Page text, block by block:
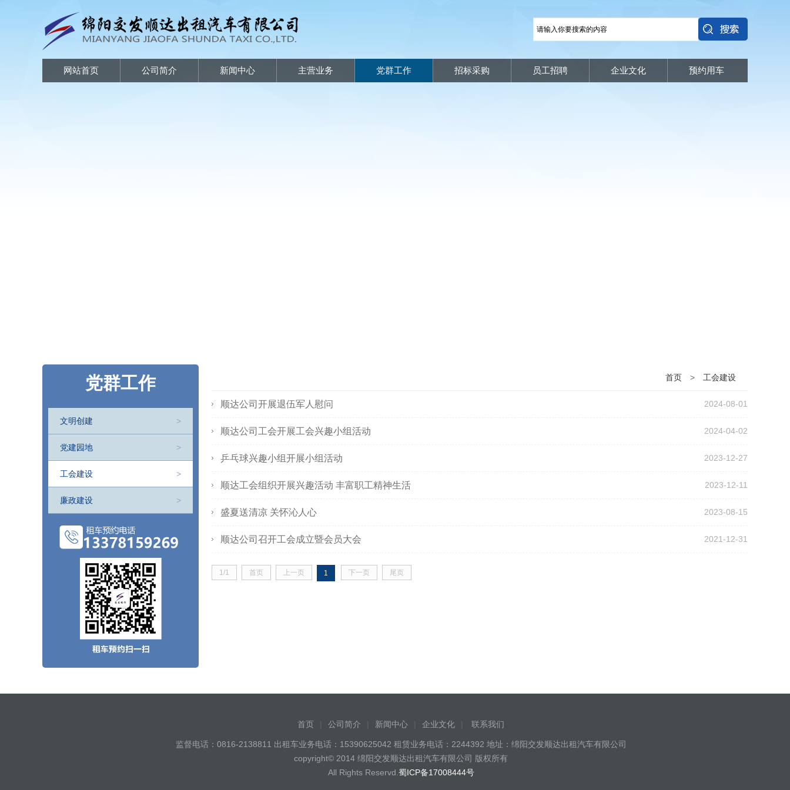
网站首页 公司简介 新闻中心 主营业务 党群工作 招标采购 员工招聘 企业文化 预约用车
党群工作
文明创建 >
党建园地 >
工会建设 >
廉政建设 >
首页 > 工会建设
2024-08-01
顺达公司开展退伍军人慰问
2024-04-02
顺达公司工会开展工会兴趣小组活动
2023-12-27
乒乓球兴趣小组开展小组活动
2023-12-11
顺达工会组织开展兴趣活动 丰富职工精神生活
2023-08-15
盛夏送清凉 关怀沁人心
2021-12-31
顺达公司召开工会成立暨会员大会
1/1 首页 上一页 1 下一页 尾页
首页 公司简介 新闻中心 企业文化 联系我们
监督电话：0816-2138811 出租车业务电话：15390625042 租赁业务电话：2244392 地址：绵阳交发顺达出租汽车有限公司
copyright© 2014 绵阳交发顺达出租汽车有限公司 版权所有
All Rights Reservd. 蜀ICP备17008444号